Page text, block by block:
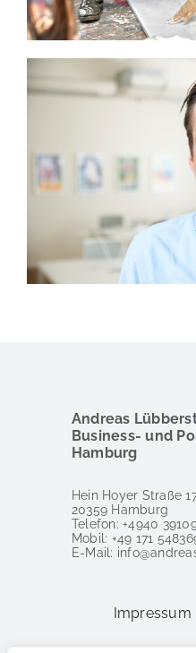
Andreas
Business- und
Hamburg
Hein Hoyer Straße
20359 Hamburg
Telefon: +4940
Mobil: +49 171
E-Mail:
Impressum